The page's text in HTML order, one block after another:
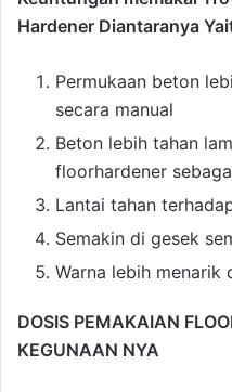
Hardener Diantaranya
Permukaan beton
secara manual
Beton lebih tahan
floorhardener
Lantai tahan
Semakin di gesek
Warna lebih menarik
DOSIS PEMAKAIAN
KEGUNAAN NYA